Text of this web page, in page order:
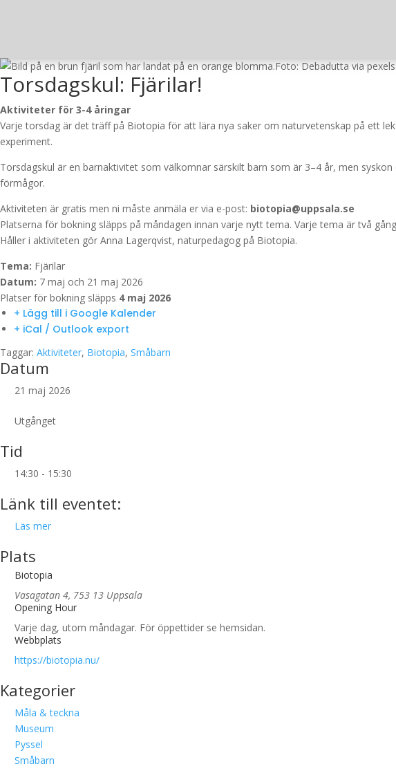
Foto: Debadutta via
Torsdagskul: Fjärilar!
Aktiviteter för 3-4 åringar
Varje torsdag är det träff på Biotopia för att lära nya saker om naturvetenskap på ett
experiment.
Torsdagskul är en barnaktivitet som välkomnar särskilt barn som är 3–4 år, men
förmågor.
Aktiviteten är gratis men ni måste anmäla er via e-post: biotopia@uppsala.se
Platserna för bokning släpps på måndagen innan varje nytt tema. Varje tema är två
Håller i aktiviteten gör Anna Lagerqvist, naturpedagog på Biotopia.
Tema: Fjärilar
Datum: 7 maj och 21 maj 2026
Platser för bokning släpps 4 maj 2026
+ Lägg till i Google Kalender
+ iCal / Outlook export
Taggar: Aktiviteter, Biotopia, Småbarn
Datum
21 maj 2026
Utgånget
Tid
14:30 - 15:30
Länk till eventet:
Läs mer
Plats
Biotopia
Vasagatan 4, 753 13 Uppsala
Opening Hour
Varje dag, utom måndagar. För öppettider se hemsidan.
Webbplats
https://biotopia.nu/
Kategorier
Måla & teckna
Museum
Pyssel
Småbarn